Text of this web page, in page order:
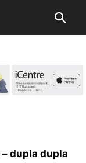
dupla dupla